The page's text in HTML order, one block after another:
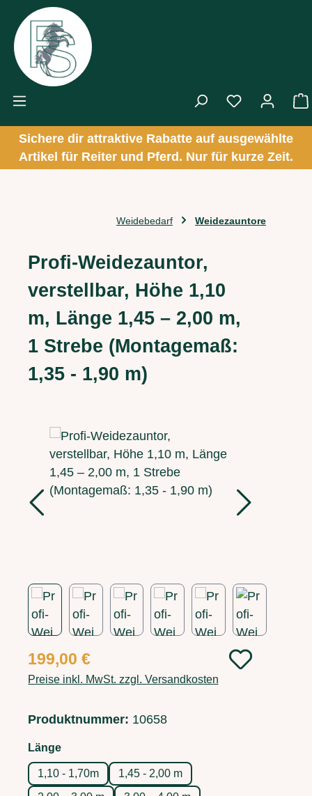
Zum Hauptinhalt springen
Sichere dir attraktive Rabatte auf ausgewählte
Artikel für Reiter und Pferd. Nur für kurze Zeit.
Weidebedarf Weidezauntore
Profi-Weidezauntor,
verstellbar, Höhe 1,10
m, Länge 1,45 – 2,00 m,
1 Strebe (Montagemaß:
1,35 - 1,90 m)
Bildergalerie überspringen
Regulärer Preis:
199,00 €
Preise inkl. MwSt. zzgl. Versandkosten
Produktnummer: 10658
Längeauswählen
1,10 - 1,70m
1,45 - 2,00 m